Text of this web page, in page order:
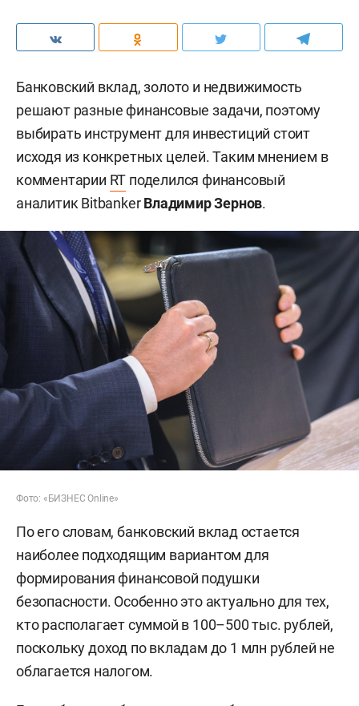
Банковский вклад, золото и недвижимость
решают разные финансовые задачи, поэтому
выбирать инструмент для инвестиций стоит
исходя из конкретных целей. Таким мнением в
комментарии RT поделился финансовый
аналитик BitbankerВладимир Зернов.
Фото: «БИЗНЕС Online»
По его словам, банковский вклад остается
наиболее подходящим вариантом для
формирования финансовой подушки
безопасности. Особенно это актуально для тех,
кто располагает суммой в 100–500 тыс. рублей,
поскольку доход по вкладам до 1 млн рублей не
облагается налогом.